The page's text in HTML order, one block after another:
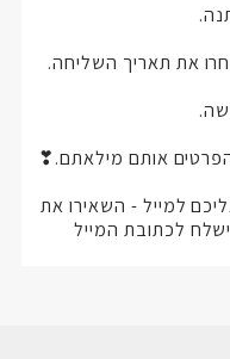
את תאריך השליחה.
אותם מילאתם.❣
למייל - השאירו את
לכתובת המייל